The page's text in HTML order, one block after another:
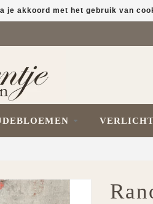
je akkoord met het gebruik van